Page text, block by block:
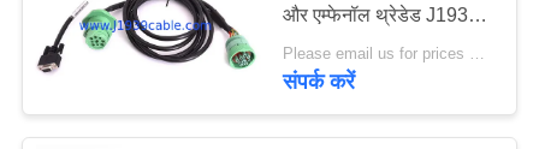
ओबीडी 2 वाई केबल
37
और एम्फेनॉल थ्रेडेड J1939
पुरुष स्प्लिटर Y केबल
Please email us for prices MOQ:100 पीसी
संपर्क करें